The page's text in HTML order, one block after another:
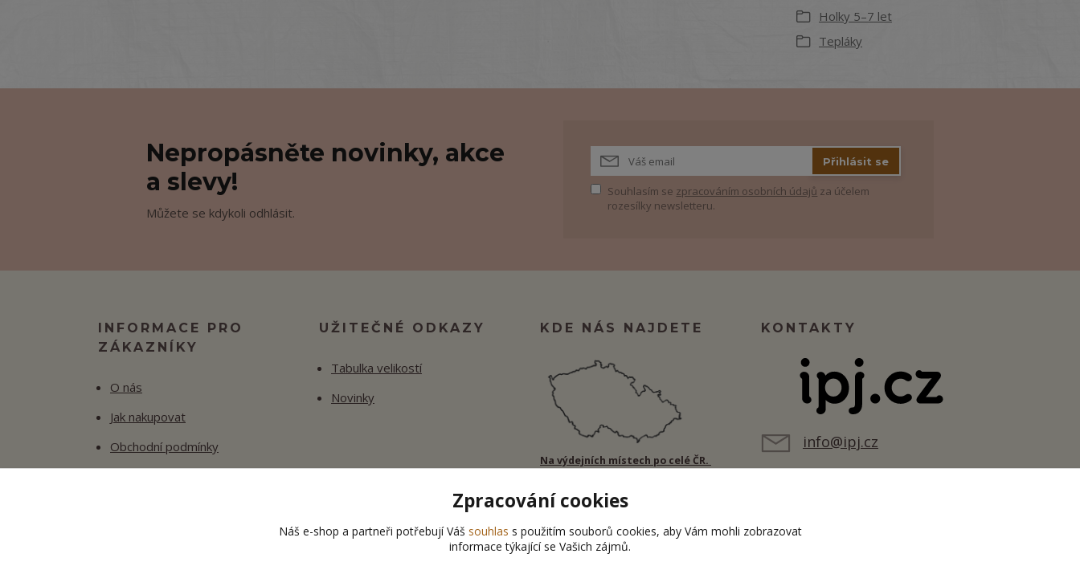
Holky 5–7 let
Tepláky
Nepropásněte novinky, akce
a slevy!
Můžete se kdykoli odhlásit.
Přihlásit se
Souhlasím se zpracováním osobních údajů za účelem
rozesílky newsletteru.
INFORMACE PRO
ZÁKAZNÍKY
O nás
Jak nakupovat
Obchodní podmínky
UŽITEČNÉ ODKAZY
Tabulka velikostí
Novinky
KDE NÁS NAJDETE
Na výdejních místech po celé ČR.
KONTAKTY
info@ipj.cz
Zpracování cookies
Náš e-shop a partneři potřebují Váš souhlas s použitím souborů cookies, aby Vám mohli zobrazovat
informace týkající se Vašich zájmů.